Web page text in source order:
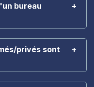
bureau
privés sont